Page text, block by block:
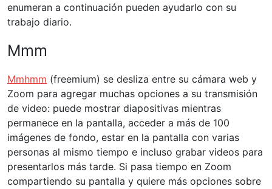
enumeran a continuación pueden ayudarlo con su
trabajo diario.
Mmm
Mmhmm ​​​​(freemium) se desliza entre su cámara web y
Zoom para agregar muchas opciones a su transmisión
de video: puede mostrar diapositivas mientras
permanece en la pantalla, acceder a más de 100
imágenes de fondo, estar en la pantalla con varias
personas al mismo tiempo e incluso grabar videos para
presentarlos más tarde. Si pasa tiempo en Zoom
compartiendo su pantalla y quiere más opciones sobre